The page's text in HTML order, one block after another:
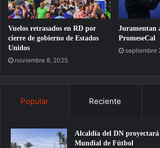
Vuelos retrasados en RD por
cierre de gobierno de Estados
Unidos
noviembre 8, 2025
Juramentan
PromeseCal
septiembre
Popular Reciente
Alcaldía del DN
Mundial de Fútbol